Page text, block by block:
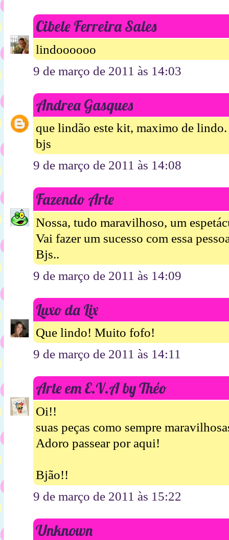
Cibele Ferreira Sales
lindoooooo
9 de março de 2011 às 14:03
Andrea Gasques
que lindão este kit, maximo de lindo.
bjs
9 de março de 2011 às 14:08
Fazendo Arte
Nossa, tudo maravilhoso, um
Vai fazer um sucesso com essa
Bjs..
9 de março de 2011 às 14:09
Luxo da Lix
Que lindo! Muito fofo!
9 de março de 2011 às 14:11
Arte em E.V.A by Théo
Oi!!
suas peças como sempre
Adoro passear por aqui!
Bjão!!
9 de março de 2011 às 15:22
Unknown